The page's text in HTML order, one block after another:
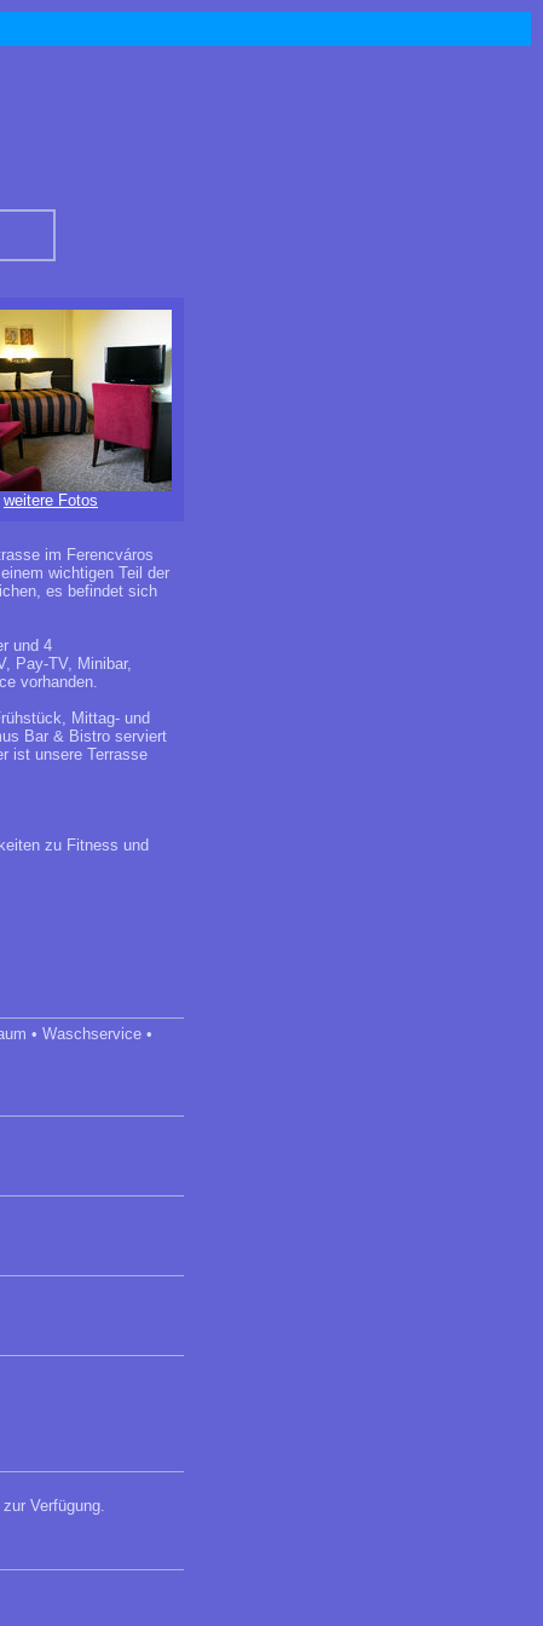
weitere Fotos
im Ferencváros
wichtigen Teil der
es befindet sich
und 4
Pay-TV, Minibar,
vorhanden.
Mittag- und
Bar & Bistro serviert
ist unsere Terrasse
zu Fitness und
• Waschservice •
Verfügung.